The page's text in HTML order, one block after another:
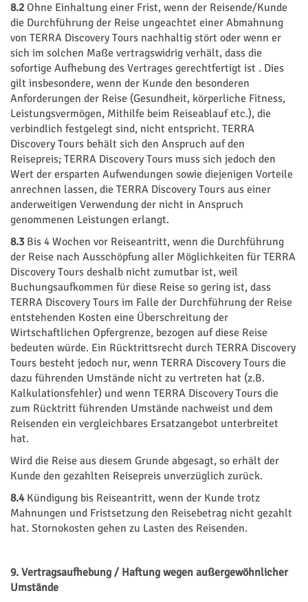
8.2Ohne Einhaltung einer Frist, wenn der Reisende/Kunde
die Durchführung der Reise ungeachtet einer Abmahnung
von TERRA Discovery Tours nachhaltig stört oder wenn er
sich im solchen Maße vertragswidrig verhält, dass die
sofortige Aufhebung des Vertrages gerechtfertigt ist . Dies
gilt insbesondere, wenn der Kunde den besonderen
Anforderungen der Reise (Gesundheit, körperliche Fitness,
Leistungsvermögen, Mithilfe beim Reiseablauf etc.), die
verbindlich festgelegt sind, nicht entspricht. TERRA
Discovery Tours behält sich den Anspruch auf den
Reisepreis; TERRA Discovery Tours muss sich jedoch den
Wert der ersparten Aufwendungen sowie diejenigen Vorteile
anrechnen lassen, die TERRA Discovery Tours aus einer
anderweitigen Verwendung der nicht in Anspruch
genommenen Leistungen erlangt.
8.3Bis 4 Wochen vor Reiseantritt, wenn die Durchführung
der Reise nach Ausschöpfung aller Möglichkeiten für TERRA
Discovery Tours deshalb nicht zumutbar ist, weil
Buchungsaufkommen für diese Reise so gering ist, dass
TERRA Discovery Tours im Falle der Durchführung der Reise
entstehenden Kosten eine Überschreitung der
Wirtschaftlichen Opfergrenze, bezogen auf diese Reise
bedeuten würde. Ein Rücktrittsrecht durch TERRA Discovery
Tours besteht jedoch nur, wenn TERRA Discovery Tours die
dazu führenden Umstände nicht zu vertreten hat (z.B.
Kalkulationsfehler) und wenn TERRA Discovery Tours die
zum Rücktritt führenden Umstände nachweist und dem
Reisenden ein vergleichbares Ersatzangebot unterbreitet
hat.
Wird die Reise aus diesem Grunde abgesagt, so erhält der
Kunde den gezahlten Reisepreis unverzüglich zurück.
8.4Kündigung bis Reiseantritt, wenn der Kunde trotz
Mahnungen und Fristsetzung den Reisebetrag nicht gezahlt
hat. Stornokosten gehen zu Lasten des Reisenden.
9. Vertrags­aufhebung / Haftung wegen außergewöhnlicher
Umstände